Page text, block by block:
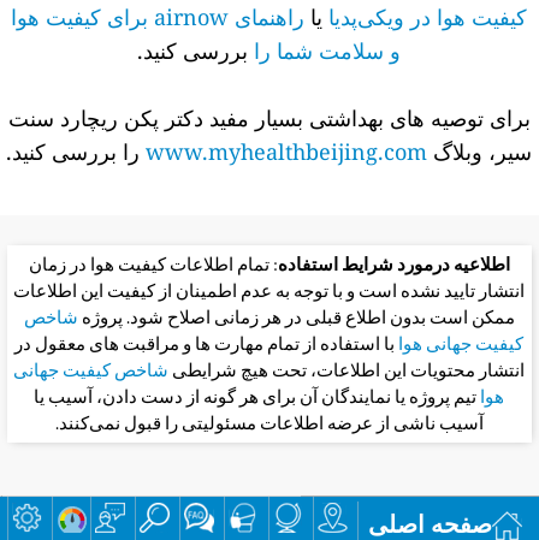
کیفیت هوا در ویکی‌پدیایا
راهنمای airnow برای کیفیت هوا
و سلامت شما را بررسی کنید.
برای توصیه های بهداشتی بسیار مفید دکتر پکن ریچارد سنت
سیر، وبلاگ www.myhealthbeijing.comرا بررسی کنید.
اطلاعیه درمورد شرایط استفاده: تمام اطلاعات کیفیت هوا در زمان
انتشار تایید نشده است و با توجه به عدم اطمینان از کیفیت این اطلاعات
ممکن است بدون اطلاع قبلی در هر زمانی اصلاح شود. پروژهشاخص
کیفیت جهانی هوابا استفاده از تمام مهارت ها و مراقبت های معقول در
انتشار محتویات این اطلاعات، تحت هیچ شرایطیشاخص کیفیت جهانی
هواتیم پروژه یا نمایندگان آن برای هر گونه از دست دادن، آسیب یا
آسیب ناشی از عرضه اطلاعات مسئولیتی را قبول نمی‌کنند.
صفحه اصلی